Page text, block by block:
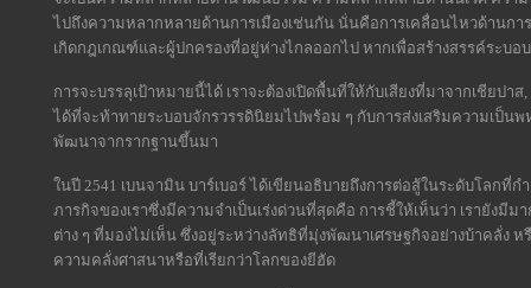
ไปถึงความหลากหลายด้านการเมืองเช่นกัน นั่นคือการเคลื่อนไหวด้านก
เกิดกฎเกณฑ์และผู้ปกครองที่อยู่ห่างไกลออกไป หากเพื่อสร้างสรรค์ระบ
การจะบรรลุเป้าหมายนี้ได้ เราจะต้องเปิดพื้นที่ให้กับเสียงที่มาจากเชียปาส
ได้ที่จะท้าทายระบอบจักรวรรดินิยมไปพร้อม ๆ กับการส่งเสริมความเป็
พัฒนาจากรากฐานขึ้นมา
ในปี 2541 เบนจามิน บาร์เบอร์ ได้เขียนอธิบายถึงการต่อสู้ในระดับโลกที่ก
ภารกิจของเราซึ่งมีความจำเป็นเร่งด่วนที่สุดคือ การชี้ให้เห็นว่า เรายังมีม
ต่าง ๆ ที่มองไม่เห็น ซึ่งอยู่ระหว่างลัทธิที่มุ่งพัฒนาเศรษฐกิจอย่างบ้าคลั่ง
ความคลั่งศาสนาหรือที่เรียกว่าโลกของยีฮัด